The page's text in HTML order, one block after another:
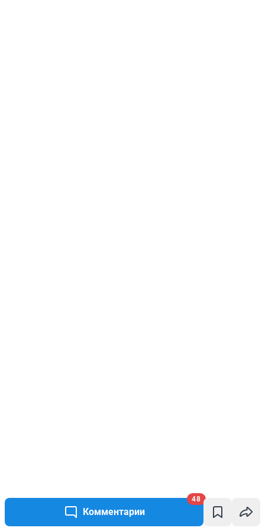
Комментарии
48